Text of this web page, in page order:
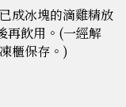
成冰塊的滴雞精放
再飲用。(一經解
櫃保存。)